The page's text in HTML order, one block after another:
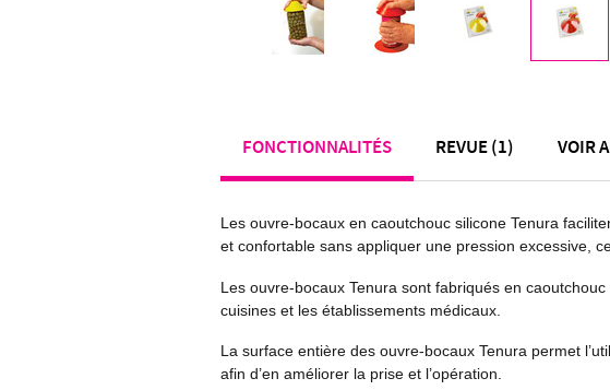
FONCTIONNALITÉS REVUE (1) VOIR
Les ouvre-bocaux en caoutchouc silicone Tenura
et confortable sans appliquer une pression excessive,
Les ouvre-bocaux Tenura sont fabriqués en
cuisines et les établissements médicaux.
La surface entière des ouvre-bocaux Tenura permet
afin d’en améliorer la prise et l’opération.